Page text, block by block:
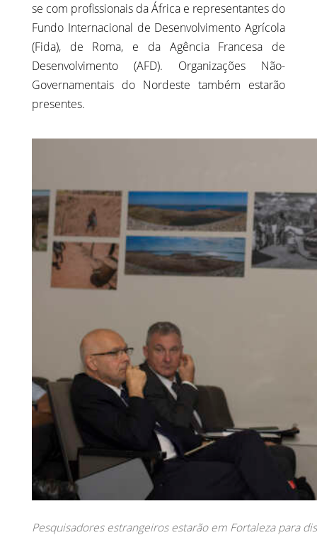
se com profissionais da África e representantes do
Fundo Internacional de Desenvolvimento Agrícola
(Fida), de Roma, e da Agência Francesa de
Desenvolvimento (AFD). Organizações Não-
Governamentais do Nordeste também estarão
presentes.
Pesquisadores estrangeiros estarão em Fortaleza para